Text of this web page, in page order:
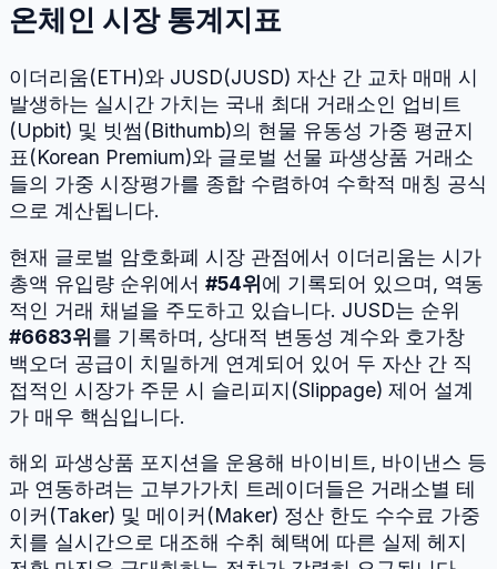
온체인 시장 통계지표
이더리움(ETH)와 JUSD(JUSD) 자산 간 교차 매매 시
발생하는 실시간 가치는 국내 최대 거래소인 업비트
(Upbit) 및 빗썸(Bithumb)의 현물 유동성 가중 평균지
표(Korean Premium)와 글로벌 선물 파생상품 거래소
들의 가중 시장평가를 종합 수렴하여 수학적 매칭 공식
으로 계산됩니다.
현재 글로벌 암호화폐 시장 관점에서 이더리움는 시가
총액 유입량 순위에서 #54위에 기록되어 있으며, 역동
적인 거래 채널을 주도하고 있습니다. JUSD는 순위
#6683위를 기록하며, 상대적 변동성 계수와 호가창
백오더 공급이 치밀하게 연계되어 있어 두 자산 간 직
접적인 시장가 주문 시 슬리피지(Slippage) 제어 설계
가 매우 핵심입니다.
해외 파생상품 포지션을 운용해 바이비트, 바이낸스 등
과 연동하려는 고부가가치 트레이더들은 거래소별 테
이커(Taker) 및 메이커(Maker) 정산 한도 수수료 가중
치를 실시간으로 대조해 수취 혜택에 따른 실제 헤지